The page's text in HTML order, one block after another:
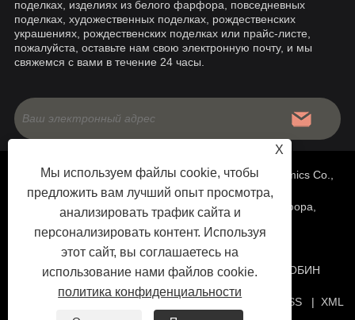
поделках, изделиях из белого фарфора, повседневных
поделках, художественных поделках, рождественских
украшениях, рождественских поделках или прайс-листе,
пожалуйста, оставьте нам свою электронную почту, и мы
свяжемся с вами в течение 24 часы.
Copyright © 2020 China Fujian Dehua Jinruixiang Ceramics Co.,
Ltd - Китайская керамика, украшения из белого фарфора,
поделки из белого фарфора - Все права защищены.
ТЕХНИЧЕСКАЯ ПОДДЕРЖКА САЙТА:СЕТЬ ТЯНЬЮ РОБИН
ЧЖАН: +86-18060016339 |Ссылки|Sitemap RSS |XML
X
Мы используем файлы cookie, чтобы
предложить вам лучший опыт просмотра,
анализировать трафик сайта и
персонализировать контент. Используя
этот сайт, вы соглашаетесь на
использование нами файлов cookie.
политика конфиденциальности